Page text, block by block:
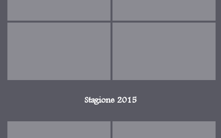
Stagione 2015